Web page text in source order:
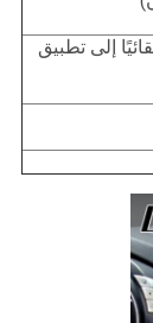
تلقائيًا إلى تطبيق